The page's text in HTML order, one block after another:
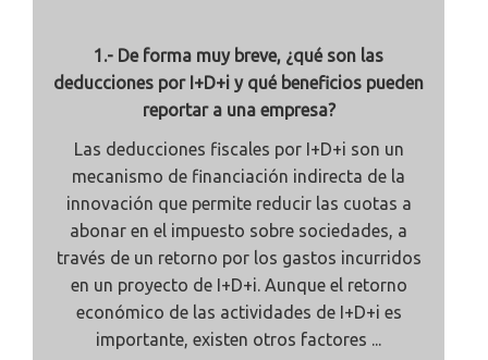
1.- De forma muy breve, ¿qué son las
deducciones por I+D+i y qué beneficios pueden
reportar a una empresa?
Las deducciones fiscales por I+D+i son un
mecanismo de financiación indirecta de la
innovación que permite reducir las cuotas a
abonar en el impuesto sobre sociedades, a
través de un retorno por los gastos incurridos
en un proyecto de I+D+i. Aunque el retorno
económico de las actividades de I+D+i es
importante, existen otros factores ...